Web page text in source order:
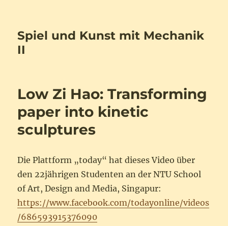
Spiel und Kunst mit Mechanik
II
Low Zi Hao: Transforming
paper into kinetic
sculptures
Die Plattform „today“ hat dieses Video über
den 22jährigen Studenten an der NTU School
of Art, Design and Media, Singapur:
https://www.facebook.com/todayonline/videos
/686593915376090